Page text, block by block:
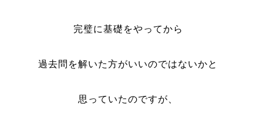
完璧に基礎をやってから
過去問を解いた方がいいのではないかと
思っていたのですが、